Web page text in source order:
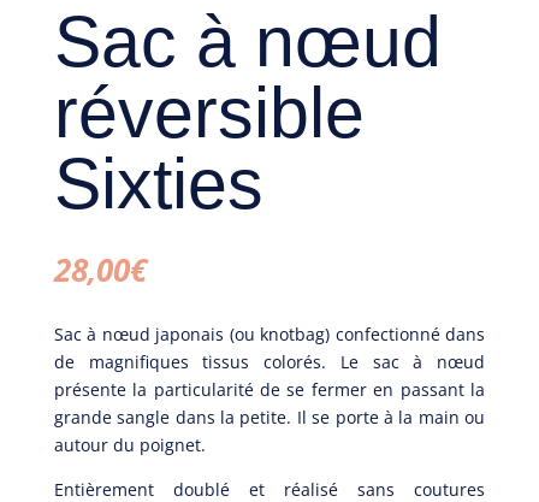
Sac à nœud
réversible
Sixties
28,00€
Sac à nœud japonais (ou knotbag) confectionné dans
de magnifiques tissus colorés. Le sac à nœud
présente la particularité de se fermer en passant la
grande sangle dans la petite. Il se porte à la main ou
autour du poignet.
Entièrement doublé et réalisé sans coutures